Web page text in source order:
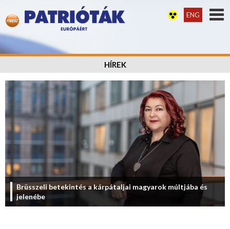
ENG
HÍREK
Brüsszeli betekintés a kárpátaljai magyarok múltjába és
jelenébe